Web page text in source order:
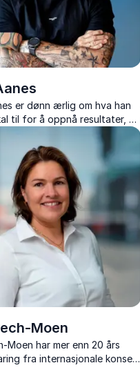
er dønn ærlig om hva han
til for å oppnå resultater, og
til å skape samhold og
er direkte overførbar
arbeidsplass.
Moen
Moen har mer enn 20 års
fra internasjonale konsern